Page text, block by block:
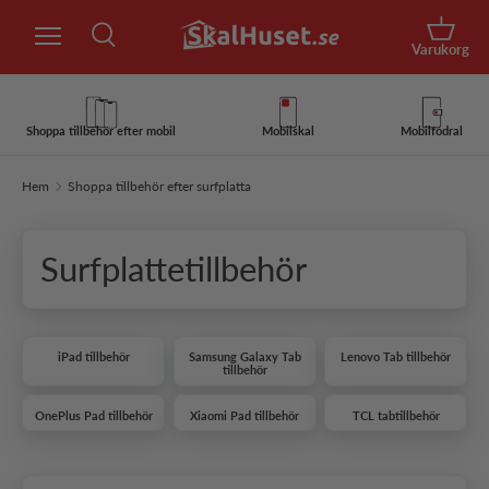
Hoppa till innehåll
Sök
Korg
Varukorg
Shoppa tillbehör efter mobil Mobilskal Mobilfodral
Hem Shoppa tillbehör efter surfplatta
Surfplattetillbehör
iPad tillbehör
Samsung Galaxy Tab
tillbehör
Lenovo Tab tillbehör
OnePlus Pad tillbehör Xiaomi Pad tillbehör TCL tabtillbehör